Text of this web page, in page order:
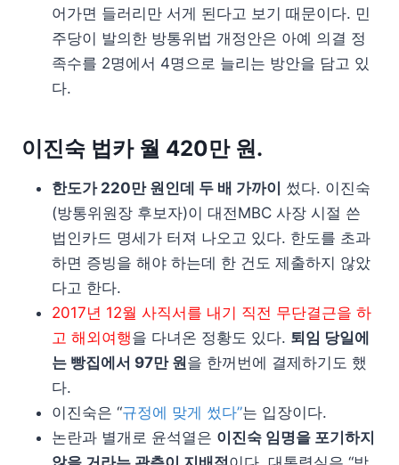
어가면 들러리만 서게 된다고 보기 때문이다. 민
주당이 발의한 방통위법 개정안은 아예 의결 정
족수를 2명에서 4명으로 늘리는 방안을 담고 있
다.
이진숙 법카 월 420만 원.
한도가 220만 원인데 두 배 가까이
썼다. 이진숙
(방통위원장 후보자)이 대전MBC 사장 시절 쓴
법인카드 명세가 터져 나오고 있다. 한도를 초과
하면 증빙을 해야 하는데 한 건도 제출하지 않았
다고 한다.
2017년 12월 사직서를 내기 직전 무단결근을 하
고 해외여행을 다녀온 정황도 있다. 퇴임 당일에
는 빵집에서 97만 원을 한꺼번에 결제하기도 했
다.
이진숙은 “규정에 맞게 썼다”는 입장이다.
논란과 별개로 윤석열은 이진숙 임명을 포기하지